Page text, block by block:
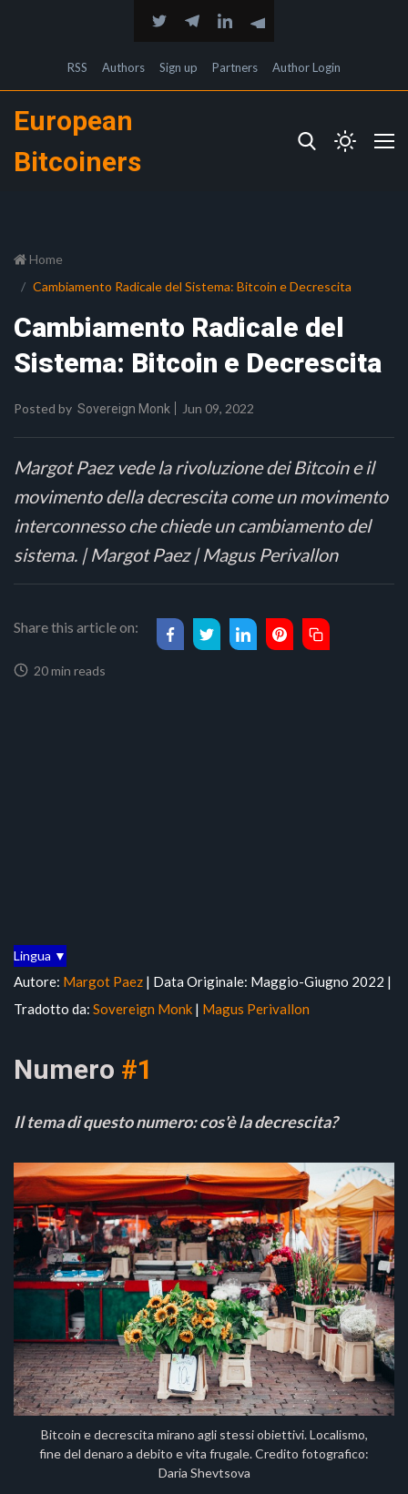
RSS Authors Sign up Partners Author Login
European
Bitcoiners
Home
Cambiamento Radicale del Sistema: Bitcoin e Decrescita
Cambiamento Radicale del
Sistema: Bitcoin e Decrescita
Posted by Sovereign Monk Jun 09, 2022
Margot Paez vede la rivoluzione dei Bitcoin e il
movimento della decrescita come un movimento
interconnesso che chiede un cambiamento del
sistema. | Margot Paez | Magus Perivallon
Share this article on:
20 min reads
Lingua ▼
Autore: Margot Paez | Data Originale: Maggio-Giugno 2022 |
Tradotto da: Sovereign Monk | Magus Perivallon
Numero #1
Il tema di questo numero: cos'è la decrescita?
Bitcoin e decrescita mirano agli stessi obiettivi. Localismo,
fine del denaro a debito e vita frugale. Credito fotografico:
Daria Shevtsova